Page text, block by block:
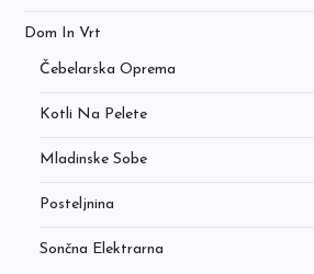
Dom In Vrt
Čebelarska Oprema
Kotli Na Pelete
Mladinske Sobe
Posteljnina
Sončna Elektrarna